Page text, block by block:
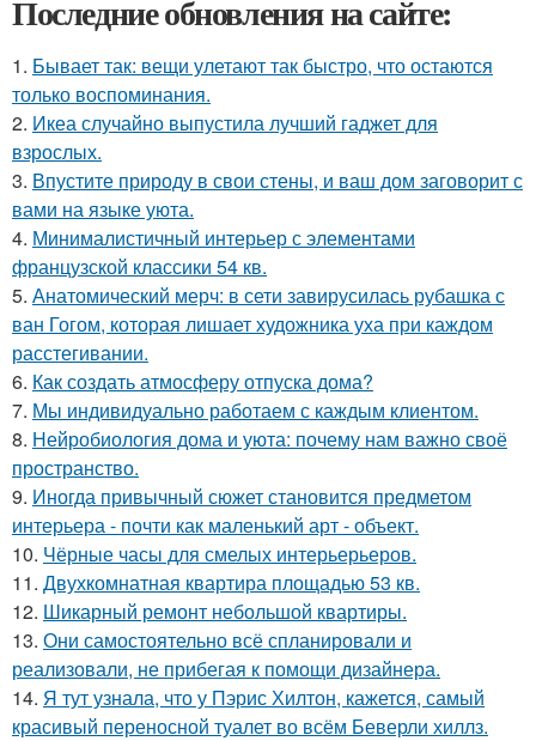
Последние обновления на сайте:
1. Бывает так: вещи улетают так быстро, что остаются
только воспоминания.
2. Икеа случайно выпустила лучший гаджет для
взрослых.
3. Впустите природу в свои стены, и ваш дом заговорит с
вами на языке уюта.
4. Минималистичный интерьер с элементами
французской классики 54 кв.
5. Анатомический мерч: в сети завирусилась рубашка с
ван Гогом, которая лишает художника уха при каждом
расстегивании.
6. Как создать атмосферу отпуска дома?
7. Мы индивидуально работаем с каждым клиентом.
8. Нейробиология дома и уюта: почему нам важно своё
пространство.
9. Иногда привычный сюжет становится предметом
интерьера - почти как маленький арт - объект.
10. Чёрные часы для смелых интерьерьеров.
11. Двухкомнатная квартира площадью 53 кв.
12. Шикарный ремонт небольшой квартиры.
13. Они самостоятельно всё спланировали и
реализовали, не прибегая к помощи дизайнера.
14. Я тут узнала, что у Пэрис Хилтон, кажется, самый
красивый переносной туалет во всём Беверли хиллз.